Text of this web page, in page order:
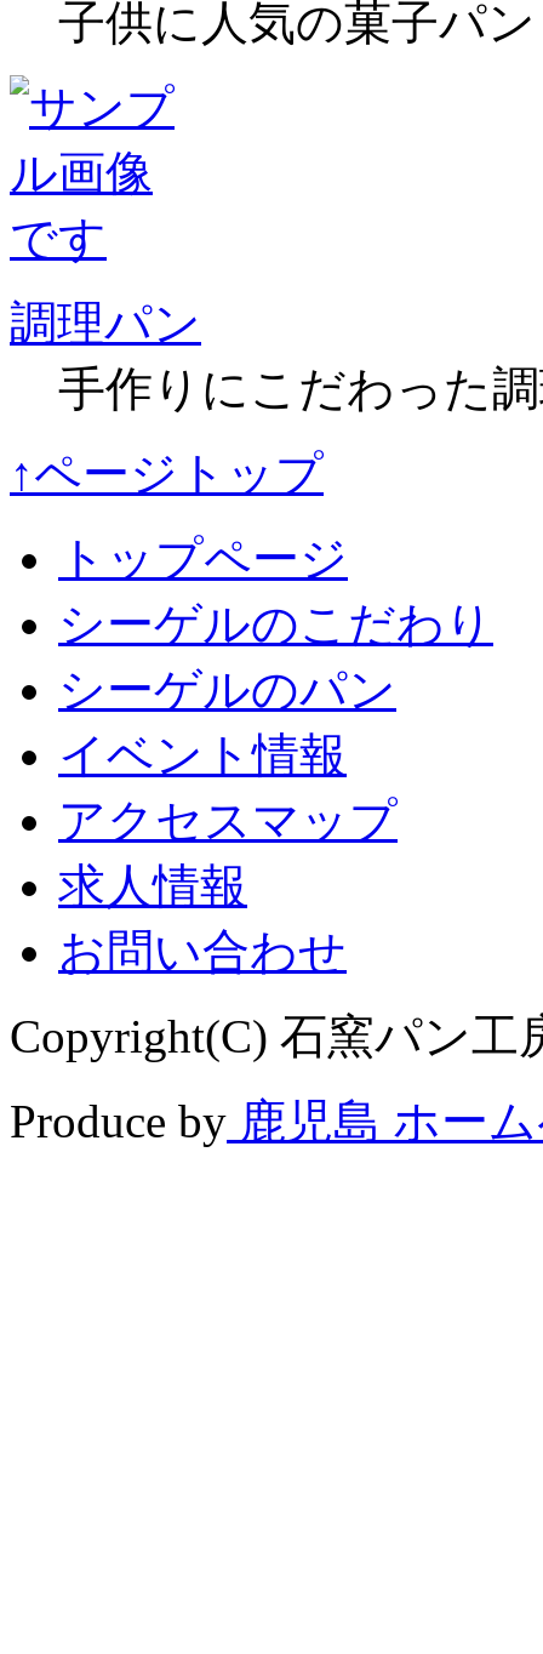
子供に人気の菓子パ
調理パン
手作りにこだわった
↑ページトップ
トップページ
シーゲルのこだわり
シーゲルのパン
イベント情報
アクセスマップ
求人情報
お問い合わせ
Copyright(C) 石窯パン工
Produce by 鹿児島 ホー